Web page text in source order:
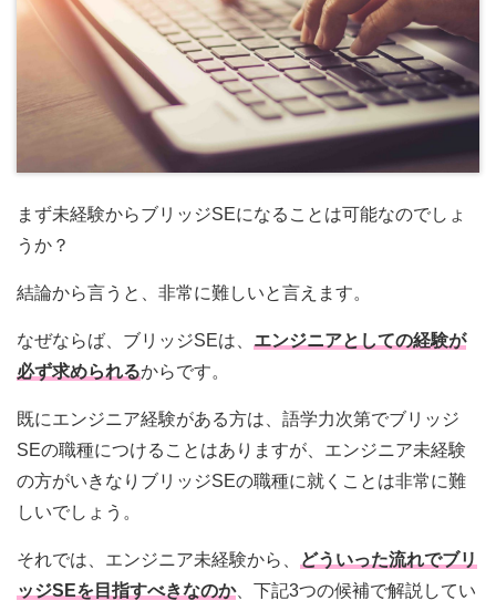
まず未経験からブリッジSEになることは可能なのでしょ
うか？
結論から言うと、非常に難しいと言えます。
なぜならば、ブリッジSEは、 エンジニアとしての経験が
必ず求められるからです。
既にエンジニア経験がある方は、語学力次第でブリッジ
SEの職種につけることはありますが、エンジニア未経験
の方がいきなりブリッジSEの職種に就くことは非常に難
しいでしょう。
それでは、エンジニア未経験から、
どういった流れでブリ
ッジSEを目指すべきなのか、下記3つの候補で解説してい